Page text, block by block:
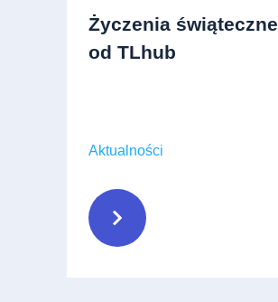
Życzenia świąteczne
od TLhub
Aktualności